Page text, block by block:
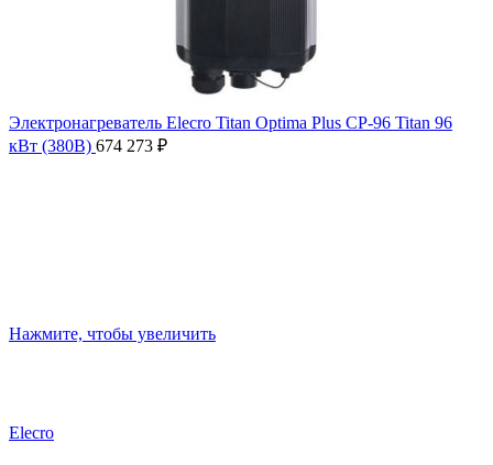
Электронагреватель Elecro Titan Optima Plus СP-96 Titan 96
кВт (380В) 674 273 ₽
Нажмите, чтобы увеличить
Elecro